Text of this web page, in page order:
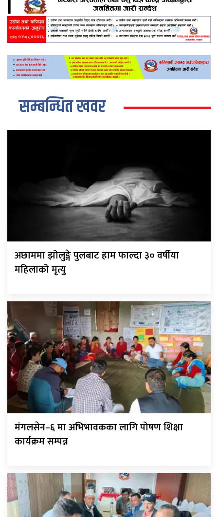
सम्बन्धित खवर
अछाममा झोलुङ्गे पुलबाट हाम फाल्दा ३० वर्षीया
महिलाको मृत्यु
मंगलसेन–६ मा अभिभावकका लागि पोषण शिक्षा
कार्यक्रम सम्पन्न